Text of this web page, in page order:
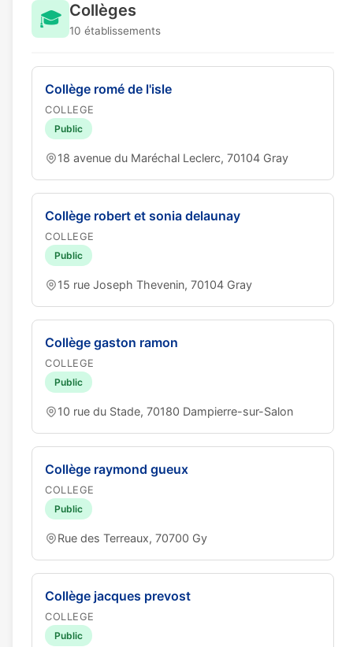
🎓 Collèges
10 établissements
Collège romé de l'isle
COLLEGE
Public
18 avenue du Maréchal Leclerc, 70104 Gray
Collège robert et sonia delaunay
COLLEGE
Public
15 rue Joseph Thevenin, 70104 Gray
Collège gaston ramon
COLLEGE
Public
10 rue du Stade, 70180 Dampierre-sur-Salon
Collège raymond gueux
COLLEGE
Public
Rue des Terreaux, 70700 Gy
Collège jacques prevost
COLLEGE
Public